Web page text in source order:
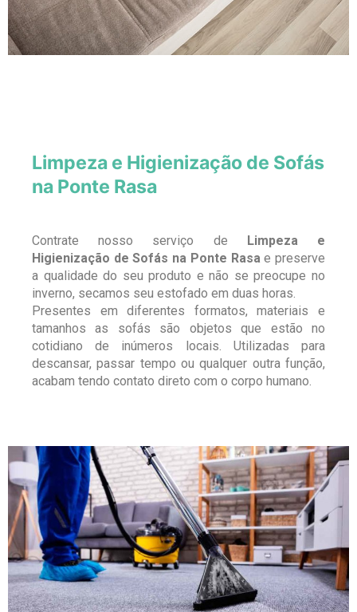
Limpeza e Higienização de Sofás
na Ponte Rasa
Contrate nosso serviço de Limpeza e
Higienização de Sofás na Ponte Rasae preserve
a qualidade do seu produto e não se preocupe no
inverno, secamos seu estofado em duas horas.
Presentes em diferentes formatos, materiais e
tamanhos as sofás são objetos que estão no
cotidiano de inúmeros locais. Utilizadas para
descansar, passar tempo ou qualquer outra função,
acabam tendo contato direto com o corpo humano.